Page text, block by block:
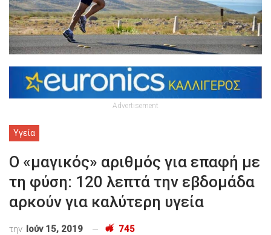
Advertisement
Υγεία
Ο «μαγικός» αριθμός για επαφή με
τη φύση: 120 λεπτά την εβδομάδα
αρκούν για καλύτερη υγεία
την Ιούν 15, 2019 745